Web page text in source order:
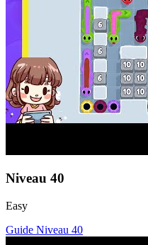
Niveau 40
Easy
Guide Niveau 40